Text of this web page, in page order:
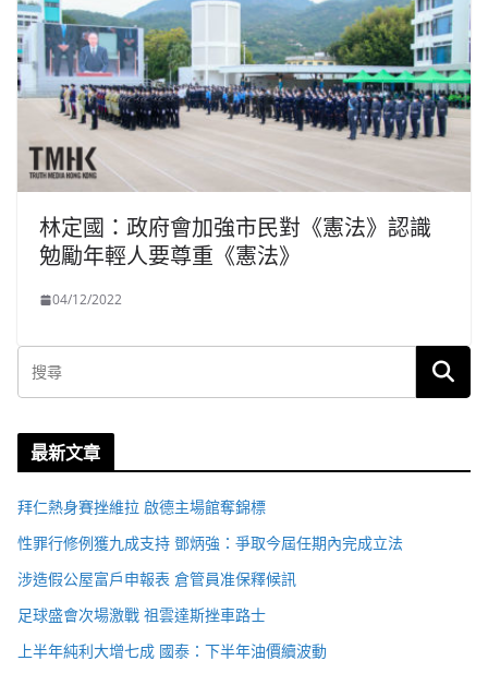
林定國：政府會加強市民對《憲法》認識
勉勵年輕人要尊重《憲法》
04/12/2022
最新文章
拜仁熱身賽挫維拉 啟德主場館奪錦標
性罪行修例獲九成支持 鄧炳強：爭取今屆任期內完成立法
涉造假公屋富戶申報表 倉管員准保釋候訊
足球盛會次場激戰 祖雲達斯挫車路士
上半年純利大增七成 國泰：下半年油價續波動